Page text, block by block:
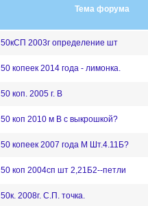
Тема форума
50кСП 2003г определение шт
50 копеек 2014 года - лимонка.
50 коп. 2005 г. В
50 коп 2010 м В с выкрошкой?
50 копеек 2007 года М Шт.4.11Б?
50 коп 2004сп шт 2,21Б2--петли
50к. 2008г. С.П. точка.